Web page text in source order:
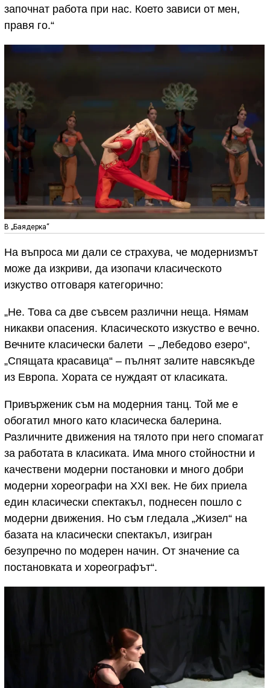
започнат работа при нас. Което зависи от мен,
правя го.“
В „Баядерка“
На въпроса ми дали се страхува, че модернизмът
може да изкриви, да изопачи класическото
изкуство отговаря категорично:
„Не. Това са две съвсем различни неща. Нямам
никакви опасения. Класическото изкуство е вечно.
Вечните класически балети – „Лебедово езеро“,
„Спящата красавица“ – пълнят залите навсякъде
из Европа. Хората се нуждаят от класиката.
Привърженик съм на модерния танц. Той ме е
обогатил много като класическа балерина.
Различните движения на тялото при него спомагат
за работата в класиката. Има много стойностни и
качествени модерни постановки и много добри
модерни хореографи на XXI век. Не бих приела
един класически спектакъл, поднесен пошло с
модерни движения. Но съм гледала „Жизел“ на
базата на класически спектакъл, изигран
безупречно по модерен начин. От значение са
постановката и хореографът“.